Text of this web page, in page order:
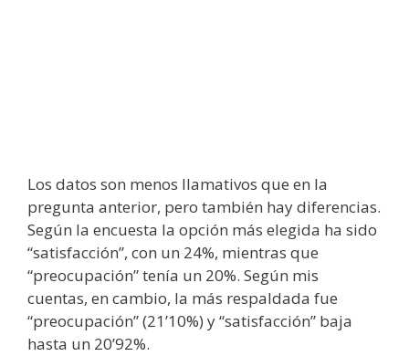
Los datos son menos llamativos que en la
pregunta anterior, pero también hay diferencias.
Según la encuesta la opción más elegida ha sido
“satisfacción”, con un 24%, mientras que
“preocupación” tenía un 20%. Según mis
cuentas, en cambio, la más respaldada fue
“preocupación” (21’10%) y “satisfacción” baja
hasta un 20’92%.